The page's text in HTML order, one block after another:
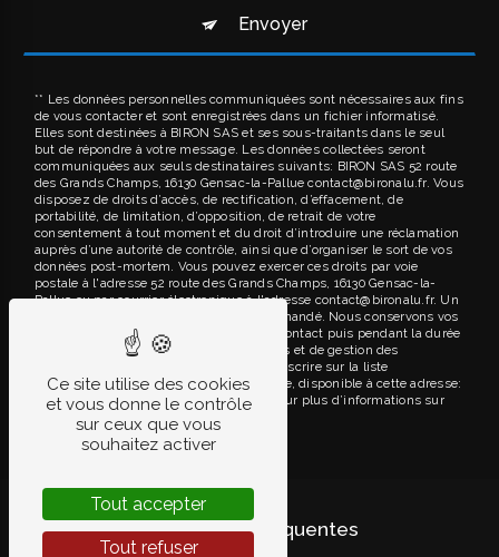
Envoyer
** Les données personnelles communiquées sont nécessaires aux fins
de vous contacter et sont enregistrées dans un fichier informatisé.
Elles sont destinées à BIRON SAS et ses sous-traitants dans le seul
but de répondre à votre message. Les données collectées seront
communiquées aux seuls destinataires suivants: BIRON SAS 52 route
des Grands Champs, 16130 Gensac-la-Pallue contact@bironalu.fr. Vous
disposez de droits d’accès, de rectification, d’effacement, de
portabilité, de limitation, d’opposition, de retrait de votre
consentement à tout moment et du droit d’introduire une réclamation
auprès d’une autorité de contrôle, ainsi que d’organiser le sort de vos
données post-mortem. Vous pouvez exercer ces droits par voie
postale à l'adresse 52 route des Grands Champs, 16130 Gensac-la-
Pallue ou par courrier électronique à l'adresse contact@bironalu.fr. Un
justificatif d'identité pourra vous être demandé. Nous conservons vos
données pendant la période de prise de contact puis pendant la durée
de prescription légale aux fins probatoires et de gestion des
contentieux. Vous avez le droit de vous inscrire sur la liste
d'opposition au démarchage téléphonique, disponible à cette adresse:
Bloctel.gouv.fr. Consultez le site cnil.fr pour plus d’informations sur
Recherches fréquentes
Ce site utilise des cookies
et vous donne le contrôle
sur ceux que vous
souhaitez activer
Tout accepter
Tout refuser